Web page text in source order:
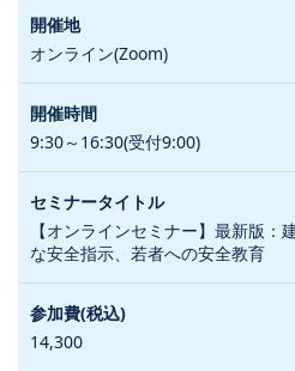
オンライン(Zoom)
9:30～16:30(受付9:00)
【オンラインセミナー】最新版：
な安全指示、若者への安全教育
14,300